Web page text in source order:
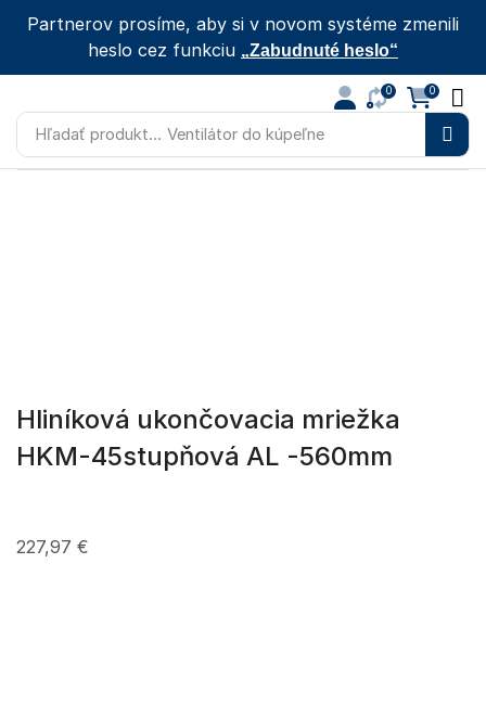
Partnerov prosíme, aby si v novom systéme zmenili
heslo cez funkciu „Zabudnuté heslo“
Hľadať produkt... Ventilátor do kúpeľne
0 0
Hliníková ukončovacia mriežka
HKM-45stupňová AL -560mm
227,97 €